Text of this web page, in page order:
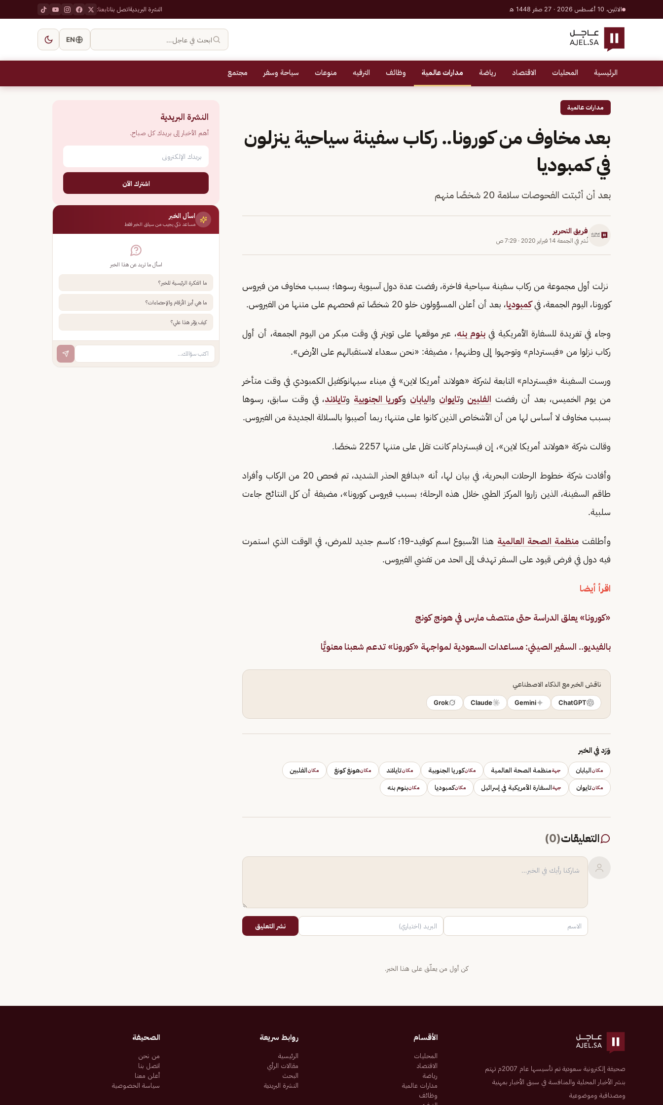
الاثنين، 10 أغسطس 2026 · 27 صفر 1448 هـ النشرة البريديةاتصل بناتابعنا:
ابحث في عاجل… EN
الرئيسية المحليات الاقتصاد رياضة مدارات عالمية وظائف الترفيه منوعات سياحة وسفر مجتمع
مدارات عالمية
بعد مخاوف من كورونا.. ركاب سفينة سياحية ينزلون
في كمبوديا
بعد أن أثبتت الفحوصات سلامة 20 شخصًا منهم
فريق التحرير
نُشر في الجمعة 14 فبراير 2020 · 7:29 ص
نزلت أول مجموعة من ركاب سفينة سياحية فاخرة، رفضت عدة دول آسيوية رسوها؛ بسبب مخاوف من فيروس
كورونا، اليوم الجمعة، فيكمبوديا، بعد أن أعلن المسؤولون خلو 20 شخصًا تم فحصهم على متنها من الفيروس.
وجاء في تغريدة للسفارة الأمريكية فيبنوم بنه، عبر موقعها على تويتر في وقت مبكر من اليوم الجمعة، أن أول
ركاب نزلوا من «فيستردام» وتوجهوا إلى وطنهم! ، مضيفة: «نحن سعداء لاستقبالهم على الأرض».
ورست السفينة «فيستردام» التابعة لشركة «هولاند أمريكا لاين» في ميناء سيهانوكفيل الكمبودي في وقت متأخر
من يوم الخميس، بعد أن رفضت الفلبين وتايوان واليابان وكوريا الجنوبية وتايلاند، في وقت سابق، رسوها
بسبب مخاوف لا أساس لها من أن الأشخاص الذين كانوا على متنها؛ ربما أصيبوا بالسلالة الجديدة من الفيروس.
وقالت شركة «هولاند أمريكا لاين»، إن فيستردام كانت تقل على متنها 2257 شخصًا.
وأفادت شركة خطوط الرحلات البحرية، في بيان لها، أنه «بدافع الحذر الشديد، تم فحص 20 من الركاب وأفراد
طاقم السفينة، الذين زاروا المركز الطبي خلال هذه الرحلة؛ بسبب فيروس كورونا»، مضيفة أن كل النتائج جاءت
سلبية.
وأطلقت منظمة الصحة العالمية
هذا الأسبوع اسم كوفيد-19؛ كاسم جديد للمرض، في الوقت الذي استمرت
فيه دول في فرض قيود على السفر تهدف إلى الحد من تفشي الفيروس.
اقرأ أيضا
«كورونا» يعلق الدراسة حتى منتصف مارس في هونج كونج
بالفيديو.. السفير الصيني: مساعدات السعودية لمواجهة «كورونا» تدعم شعبنا معنويًّا
ناقش الخبر مع الذكاء الاصطناعي
ChatGPT
Gemini
Claude
Grok
وَرَد في الخبر
مكاناليابان جهةمنظمة الصحة العالمية مكانكوريا الجنوبية مكانتايلاند مكانهونغ كونغ مكانالفلبين
مكانتايوان جهةالسفارة الأمريكية في إسرائيل مكانكمبوديا مكانبنوم بنه
التعليقات(
0
)
نشر التعليق
كن أول من يعلّق على هذا الخبر.
النشرة البريدية
أهم الأخبار إلى بريدك كل صباح.
اشترك الآن
اسأل الخبر
مساعد ذكي يجيب من سياق الخبر فقط
اسأل ما تريد عن هذا الخبر
ما الفكرة الرئيسية للخبر؟
ما هي أبرز الأرقام والإحصاءات؟
كيف يؤثر هذا علي؟
صحيفة إلكترونية سعودية تم تأسيسها عام 2007م تهتم
بنشر الأخبار المحلية والمنافسة في سبق الأخبار بمهنية
ومصداقية وموضوعية
الأقسام
المحليات
الاقتصاد
رياضة
مدارات عالمية
وظائف
روابط سريعة
الرئيسية
مقالات الرأي
البحث
النشرة البريدية
الصحيفة
من نحن
اتصل بنا
أعلن معنا
سياسة الخصوصية